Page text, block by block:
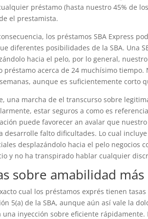
préstamo (hasta nuestro 45% de
el prestamista.
los préstamos SBA Express
diferentes posibilidades de la SBA. Una
hacia el pelo, por lo general,
préstamo acerca de 24 muchísimo
aunque es suficientemente corto
una marcha de el transcurso sobre
estar seguros a como es
puede favorecer an avalar que
desarrolle falto dificultades. Lo cual
desplazándolo hacia el pelo negocios
y no ha transpirado hablar cualquier
sobre amabilidad más
cual los préstamos exprés tienen
5(a) de la SBA, aunque aún así vale la
una inyección sobre eficiente